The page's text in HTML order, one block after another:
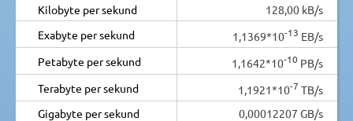
Kilobyte per sekund
128,00 kB/s
Exabyte per sekund
1,1369*10-13 EB/s
Petabyte per sekund
1,1642*10-10 PB/s
Terabyte per sekund
1,1921*10-7 TB/s
Gigabyte per sekund
0,00012207 GB/s